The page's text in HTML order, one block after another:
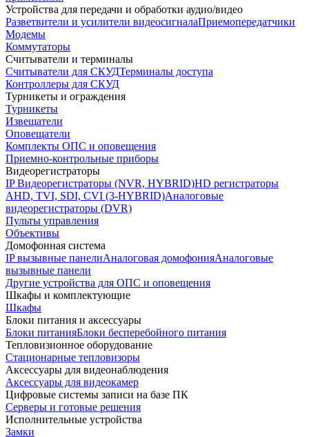
Устройства для передачи и обработки аудио/видео
Разветвители и усилители видеосигналаПриемопередатчики
Модемы
Коммутаторы
Считыватели и терминалы
Считыватели для СКУДТерминалы доступа
Контроллеры для СКУД
Турникеты и ограждения
Турникеты
Извещатели
Оповещатели
Комплекты ОПС и оповещения
Приемно-контрольные приборы
Видеорегистраторы
IP Видеорегистраторы (NVR, HYBRID)HD регистраторы
AHD, TVI, SDI, CVI (3-HYBRID)Аналоговые
видеорегистраторы (DVR)
Пульты управления
Объективы
Домофонная система
IP вызывные панелиАналоговая домофонияАналоговые
вызывные панели
Другие устройства для ОПС и оповещения
Шкафы и комплектующие
Шкафы
Блоки питания и аксессуары
Блоки питанияБлоки бесперебойного питания
Тепловизионное оборудование
Стационарные тепловизоры
Аксессуары для видеонаблюдения
Аксессуары для видеокамер
Цифровые системы записи на базе ПК
Серверы и готовые решения
Исполнительные устройства
Замки